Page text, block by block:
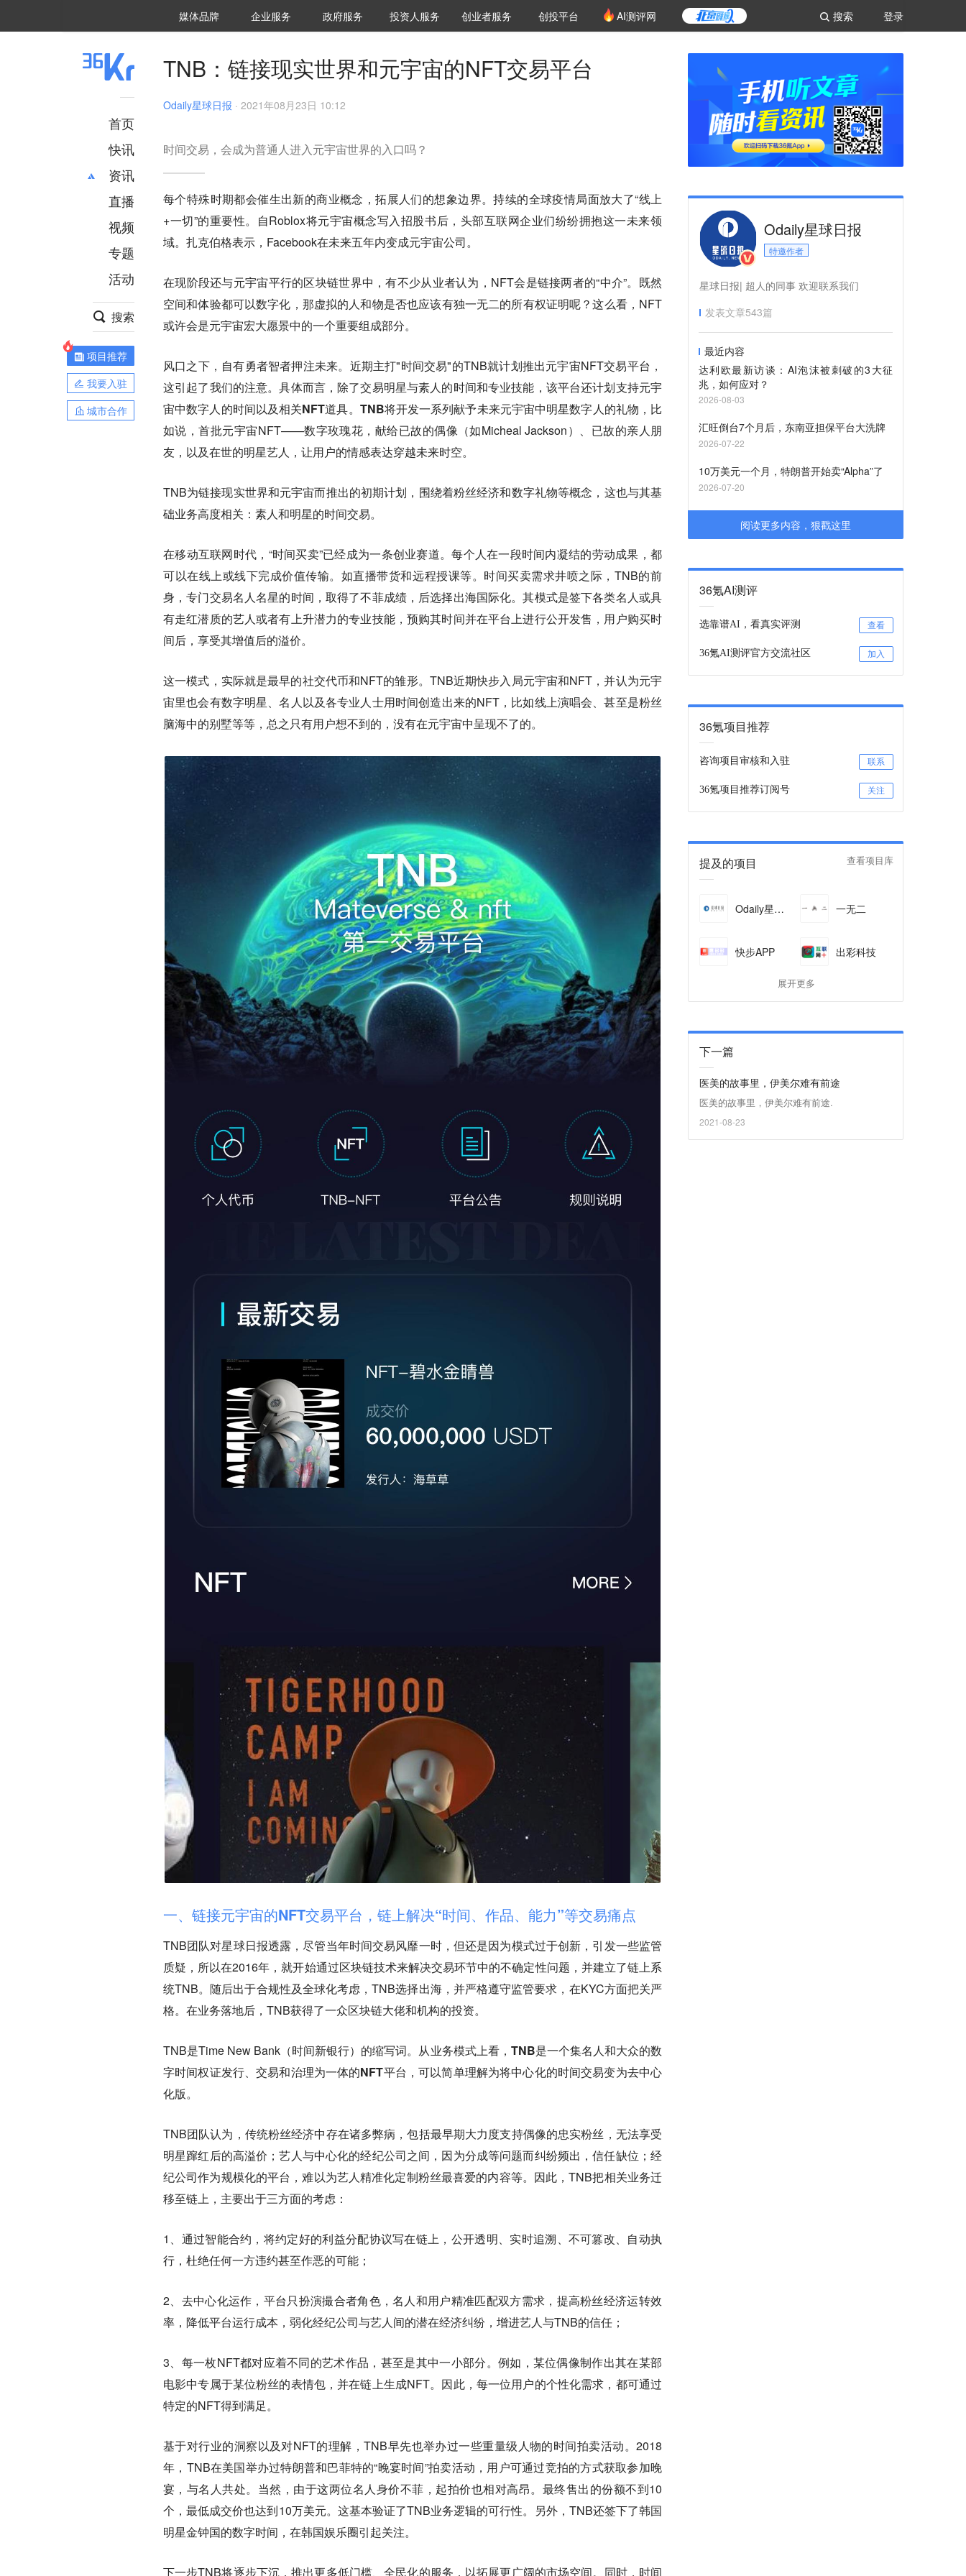
登录
搜索
媒体品牌 36Kr研究院
企业服务 城市之窗
政府服务 VClub投资机构库
投资机构职位推介
投资人服务 创投氪堂
创业者服务 创投平台 AI测评网
首页
快讯
资讯
推荐
财经
项目推荐
安徽
直播
视频
专题
活动
搜索
项目推荐
我要入驻
城市合作
TNB：链接现实世界和元宇宙的NFT交易平台
Odaily星球日报 · 2021年08月23日 10:12
时间交易，会成为普通人进入元宇宙世界的入口吗？
每个特殊时期都会催生出新的商业概念，拓展人们的想象边界。持续的全球疫情局面放大了“线上
+一切”的重要性。自Roblox将元宇宙概念写入招股书后，头部互联网企业们纷纷拥抱这一未来领
域。扎克伯格表示，Facebook在未来五年内变成元宇宙公司。
在现阶段还与元宇宙平行的区块链世界中，有不少从业者认为，NFT会是链接两者的“中介”。既然
空间和体验都可以数字化，那虚拟的人和物是否也应该有独一无二的所有权证明呢？这么看，NFT
或许会是元宇宙宏大愿景中的一个重要组成部分。
风口之下，自有勇者智者押注未来。近期主打"时间交易"的TNB就计划推出元宇宙NFT交易平台，
这引起了我们的注意。具体而言，除了交易明星与素人的时间和专业技能，该平台还计划支持元宇
宙中数字人的时间以及相关NFT道具。TNB将开发一系列献予未来元宇宙中明星数字人的礼物， 比
如说，首批元宇宙NFT——数字玫瑰花，献给已故的偶像（如Micheal Jackson）、已故的亲人朋
友，以及在世的明星艺人，让用户的情感表达穿越未来时空。
TNB为链接现实世界和元宇宙而推出的初期计划，围绕着粉丝经济和数字礼物等概念，这也与其基
础业务高度相关：素人和明星的时间交易。
在移动互联网时代，“时间买卖”已经成为一条创业赛道。每个人在一段时间内凝结的劳动成果，都
可以在线上或线下完成价值传输。如直播带货和远程授课等。时间买卖需求井喷之际，TNB的前
身，专门交易名人名星的时间，取得了不菲成绩，后选择出海国际化。其模式是签下各类名人或具
有走红潜质的艺人或者有上升潜力的专业技能，预购其时间并在平台上进行公开发售，用户购买时
间后，享受其增值后的溢价。
这一模式，实际就是最早的社交代币和NFT的雏形。TNB近期快步入局元宇宙和NFT，并认为元宇
宙里也会有数字明星、名人以及各专业人士用时间创造出来的NFT，比如线上演唱会、甚至是粉丝
脑海中的别墅等等，总之只有用户想不到的，没有在元宇宙中呈现不了的。
一、链接元宇宙的NFT交易平台，链上解决“时间、作品、能力”等交易痛点
TNB团队对星球日报透露，尽管当年时间交易风靡一时，但还是因为模式过于创新，引发一些监管
质疑，所以在2016年，就开始通过区块链技术来解决交易环节中的不确定性问题，并建立了链上系
统TNB。随后出于合规性及全球化考虑，TNB选择出海，并严格遵守监管要求，在KYC方面把关严
格。在业务落地后，TNB获得了一众区块链大佬和机构的投资。
TNB是Time New Bank（时间新银行）的缩写词。 从业务模式上看，TNB是一个集名人和大众的数
字时间权证发行、交易和治理为一体的NFT平台，可以简单理解为将中心化的时间交易变为去中心
化版。
TNB团队认为，传统粉丝经济中存在诸多弊病，包括最早期大力度支持偶像的忠实粉丝，无法享受
明星蹿红后的高溢价；艺人与中心化的经纪公司之间，因为分成等问题而纠纷频出，信任缺位；经
纪公司作为规模化的平台，难以为艺人精准化定制粉丝最喜爱的内容等。因此，TNB把相关业务迁
移至链上，主要出于三方面的考虑：
1、通过智能合约，将约定好的利益分配协议写在链上，公开透明、实时追溯、不可篡改、自动执
行，杜绝任何一方违约甚至作恶的可能；
2、去中心化运作，平台只扮演撮合者角色，名人和用户精准匹配双方需求，提高粉丝经济运转效
率，降低平台运行成本，弱化经纪公司与艺人间的潜在经济纠纷，增进艺人与TNB的信任；
3、每一枚NFT都对应着不同的艺术作品，甚至是其中一小部分。例如，某位偶像制作出其在某部
电影中专属于某位粉丝的表情包，并在链上生成NFT。因此，每一位用户的个性化需求，都可通过
特定的NFT得到满足。
基于对行业的洞察以及对NFT的理解，TNB早先也举办过一些重量级人物的时间拍卖活动。2018
年，TNB在美国举办过特朗普和巴菲特的“晚宴时间”拍卖活动，用户可通过竞拍的方式获取参加晚
宴，与名人共处。当然，由于这两位名人身价不菲，起拍价也相对高昂。最终售出的份额不到10
个，最低成交价也达到10万美元。这基本验证了TNB业务逻辑的可行性。另外，TNB还签下了韩国
明星金钟国的数字时间，在韩国娱乐圈引起关注。
下一步TNB将逐步下沉，推出更多低门槛、全民化的服务，以拓展更广阔的市场空间。同时，时间
Odaily星球日报
特邀作者
星球日报| 超人的同事 欢迎联系我们
发表文章543篇
最近内容
达利欧最新访谈：AI泡沫被刺破的3大征
兆，如何应对？
2026-08-03
汇旺倒台7个月后，东南亚担保平台大洗牌
2026-07-22
10万美元一个月，特朗普开始卖“Alpha”了
2026-07-20
阅读更多内容，狠戳这里
36氪AI测评
选靠谱AI，看真实评测 查看
36氪AI测评官方交流社区 加入
36氪项目推荐
咨询项目审核和入驻 联系
36氪项目推荐订阅号 关注
提及的项目 查看项目库
Odaily星球日报 一无二
快步APP 出彩科技
展开更多
下一篇
医美的故事里，伊美尔难有前途
医美的故事里，伊美尔难有前途.
2021-08-23